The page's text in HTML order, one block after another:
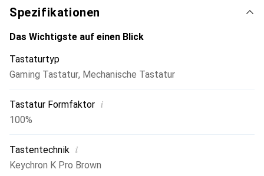
einfache Anpassung funktioniert über Drag & Drop auf
allen Systemen (macOS, Windows, Linux).
Schallabsorbierender Schaum, Silikondämpfung und eine
Das zusätzliche Gewicht verbessert die Stabilität.
Spezifikationen
Das Wichtigste auf einen Blick
Tastaturtyp
Gaming Tastatur, Mechanische Tastatur
Tastatur Formfaktor i
100%
Tastentechnik i
Keychron K Pro Brown